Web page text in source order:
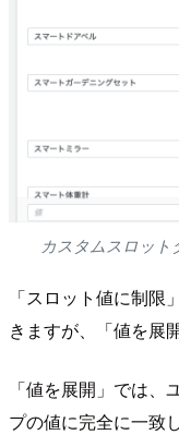
カスタムスロッ
「スロット値に制
きますが、「値を展
「値を展開」では
プの値に完全に一致